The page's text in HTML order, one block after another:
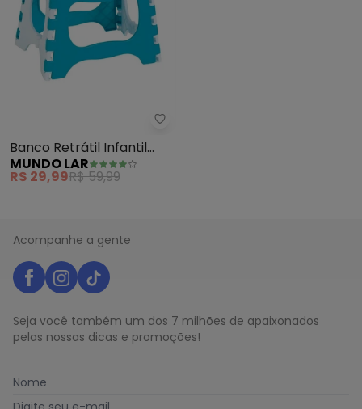
Mundo Lar - Banco Retrátil
Banco Retrátil Infantil
(Sortida) 1 Peça
MUNDO LAR
R$ 29,99R$ 59,99
Acompanhe a gente
Seja você também um dos 7 milhões de apaixonados
pelas nossas dicas e promoções!
Nome